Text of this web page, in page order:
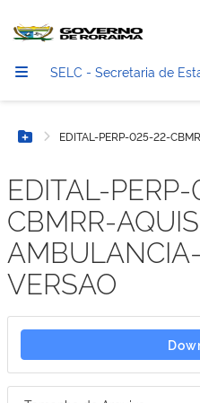
SELC - Secretaria de
Botão Menu
EDITAL-PERP-025-22-
EDITAL-
CBMRR-
VERSAO